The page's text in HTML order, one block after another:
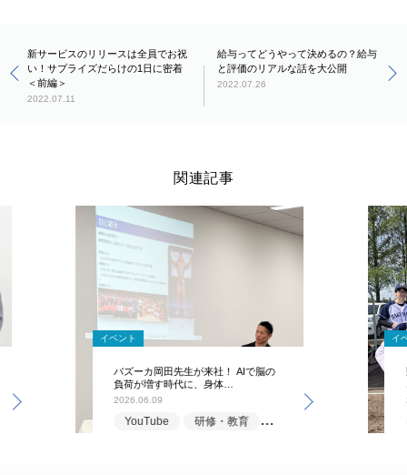
新サービスのリリースは全員でお祝
い！サプライズだらけの1日に密着
＜前編＞
2022.07.11
給与ってどうやって決めるの？給与
と評価のリアルな話を大公開
2022.07.26
関連記事
イベント
バズーカ岡田先生が来社！ AIで脳の
負荷が増す時代に、身体…
2026.06.09
YouTube 研修・教育
イ